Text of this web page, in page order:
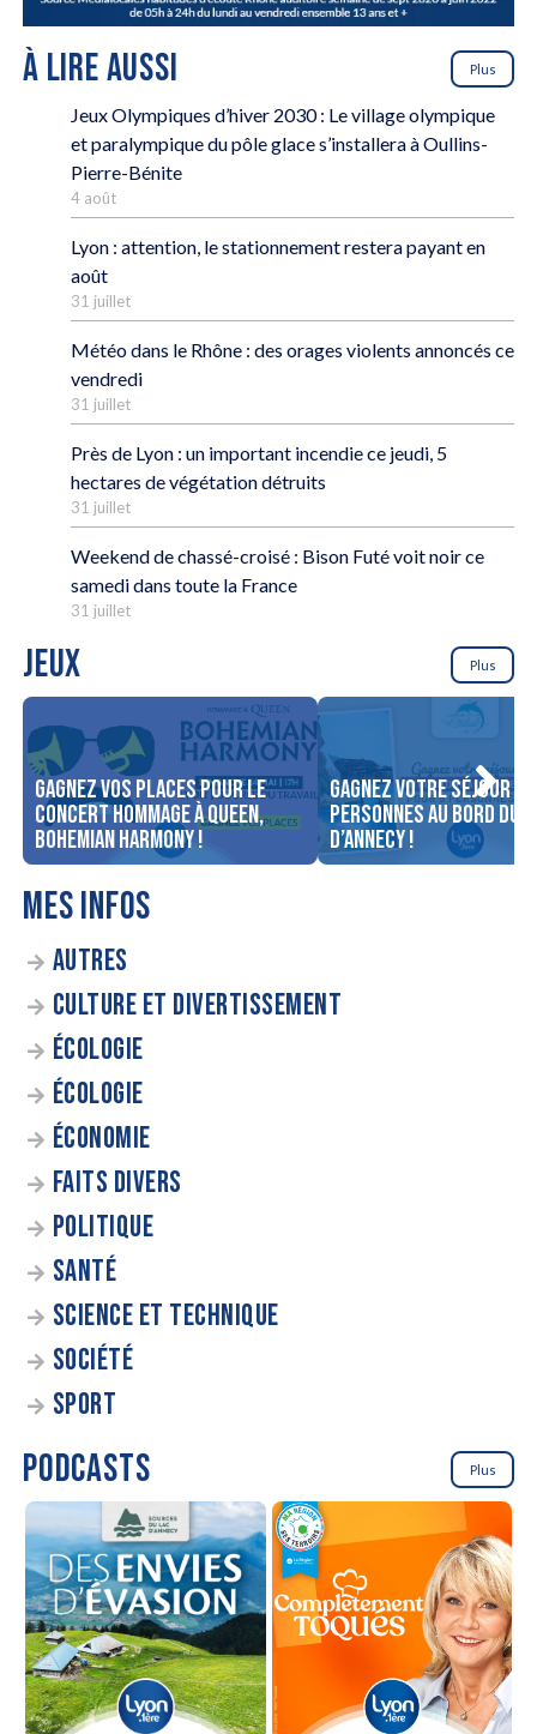
À LIRE AUSSI Plus
Jeux Olympiques d’hiver 2030 : Le village olympique
et paralympique du pôle glace s’installera à Oullins-
Pierre-Bénite
4 août
Lyon : attention, le stationnement restera payant en
août
31 juillet
Météo dans le Rhône : des orages violents annoncés ce
vendredi
31 juillet
Près de Lyon : un important incendie ce jeudi, 5
hectares de végétation détruits
31 juillet
Weekend de chassé-croisé : Bison Futé voit noir ce
samedi dans toute la France
31 juillet
JEUX Plus
Gagnez vos places pour le
concert Hommage à Queen,
Bohemian Harmony !
Gagnez votre séjour
personnes au bord du
d’Annecy !
MES INFOS
AUTRES
CULTURE ET DIVERTISSEMENT
ÉCOLOGIE
ÉCOLOGIE
ÉCONOMIE
FAITS DIVERS
POLITIQUE
SANTÉ
SCIENCE ET TECHNIQUE
SOCIÉTÉ
SPORT
PODCASTS Plus